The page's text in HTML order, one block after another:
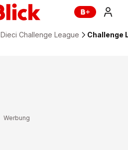
Dieci Challenge League Challenge